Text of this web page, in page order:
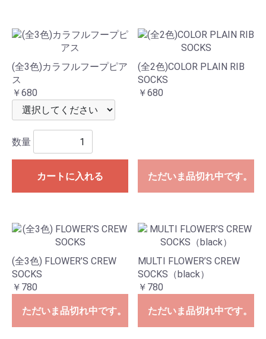
(全3色)カラフルフープピア
ス
￥680
数量
カートに入れる
(全2色)COLOR PLAIN RIB
SOCKS
￥680
ただいま品切れ中です。
(全3色) FLOWER’S CREW
SOCKS
￥780
ただいま品切れ中です。
MULTI FLOWER’S CREW
SOCKS（black）
￥780
ただいま品切れ中です。